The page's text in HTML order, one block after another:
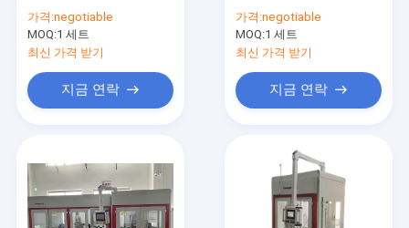
가격:negotiable
MOQ:1 세트
최신 가격 받기
지금 연락
가격:negotiable
MOQ:1 세트
최신 가격 받기
지금 연락